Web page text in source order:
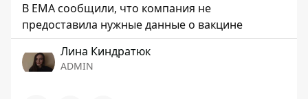
В ЕМА сообщили, что компания не
предоставила нужные данные о вакцине
Лина Киндратюк
ADMIN